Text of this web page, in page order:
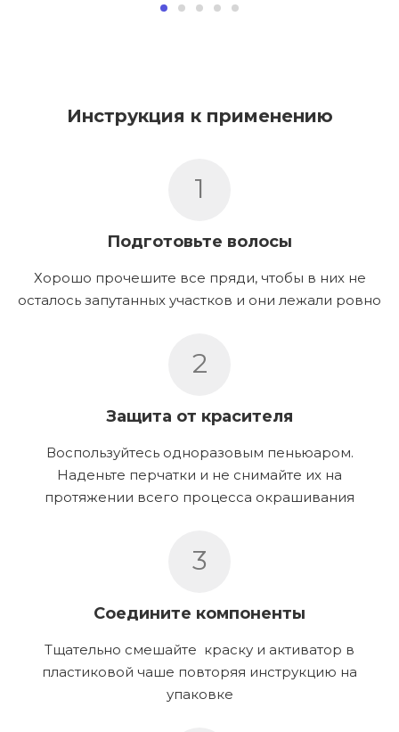
Инструкция к применению
1
Подготовьте волосы
Хорошо прочешите все пряди, чтобы в них не
осталось запутанных участков и они лежали ровно
2
Защита от красителя
Воспользуйтесь одноразовым пеньюаром.
Наденьте перчатки и не снимайте их на
протяжении всего процесса окрашивания
3
Соедините компоненты
Тщательно смешайте краску и активатор в
пластиковой чаше повторяя инструкцию на
упаковке